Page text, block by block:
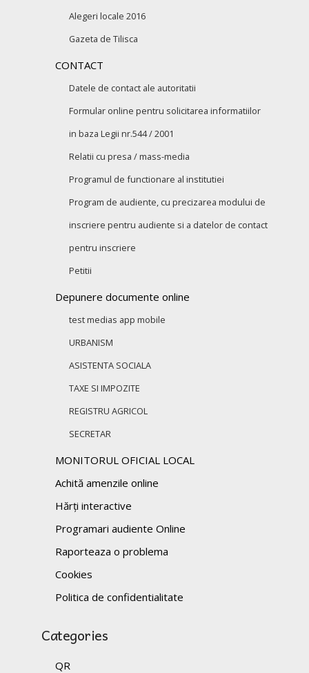
Alegeri locale 2016
Gazeta de Tilisca
CONTACT
Datele de contact ale autoritatii
Formular online pentru solicitarea informatiilor
in baza Legii nr.544 / 2001
Relatii cu presa / mass-media
Programul de functionare al institutiei
Program de audiente, cu precizarea modului de
inscriere pentru audiente si a datelor de contact
pentru inscriere
Petitii
Depunere documente online
test medias app mobile
URBANISM
ASISTENTA SOCIALA
TAXE SI IMPOZITE
REGISTRU AGRICOL
SECRETAR
MONITORUL OFICIAL LOCAL
Achită amenzile online
Hărți interactive
Programari audiente Online
Raporteaza o problema
Cookies
Politica de confidentialitate
Categories
QR